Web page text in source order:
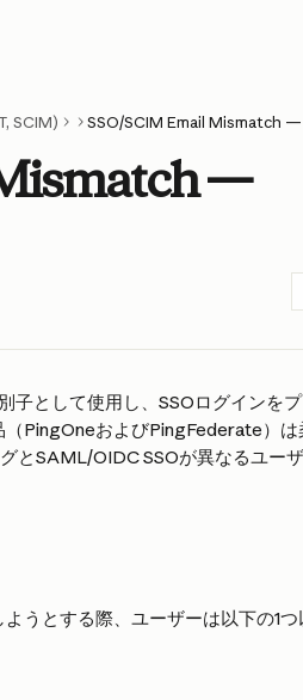
SCIM) SSO/SCIM Email Mismatch
—
子として使用し、SSOログインを
PingOneおよびPingFederate）は
とSAML/OIDC SSOが異なるユー
うとする際、ユーザーは以下の1